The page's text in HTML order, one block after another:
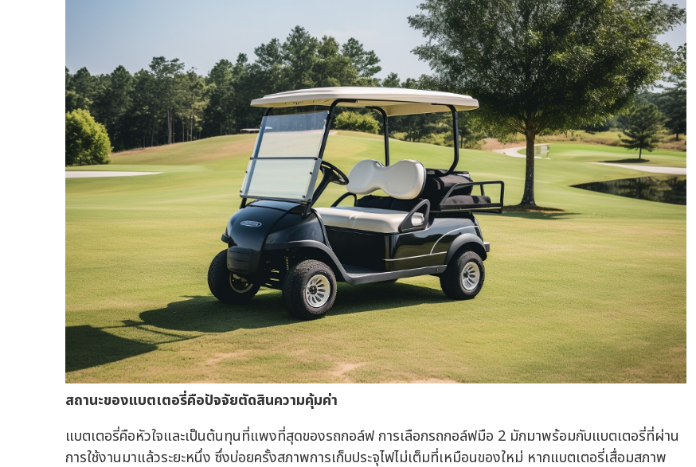
สถานะของแบตเตอรี่คือปัจจัยตัดสินความคุ้มค่า
แบตเตอรี่คือหัวใจและเป็นต้นทุนที่แพงที่สุดของรถกอล์ฟ การเลือกรถกอล์ฟมือ 2 มักมาพร้อมกับแบตเตอรี่ที่ผ่าน
การใช้งานมาแล้วระยะหนึ่ง ซึ่งบ่อยครั้งสภาพการเก็บประจุไฟไม่เต็มที่เหมือนของใหม่ หากแบตเตอรี่เสื่อมสภาพ